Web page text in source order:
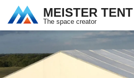
MEISTER TENT
The space creator